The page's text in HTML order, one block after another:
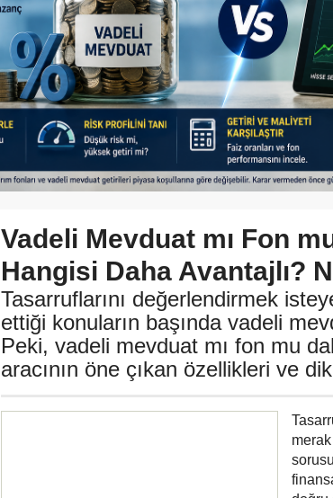
Vadeli Mevduat mı Fon
Hangisi Daha Avantajlı?
Tasarruflarını değerlendirmek
ettiği konuların başında vadeli
Peki, vadeli mevduat mı fon mu
aracının öne çıkan özellikleri ve